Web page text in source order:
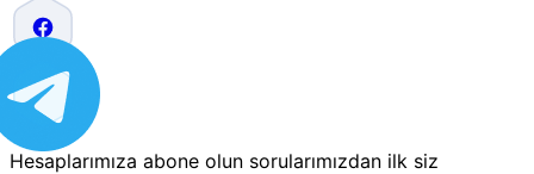
Hesaplarımıza abone olun sorularımızdan ilk siz